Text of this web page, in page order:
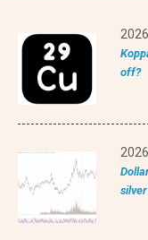
off?